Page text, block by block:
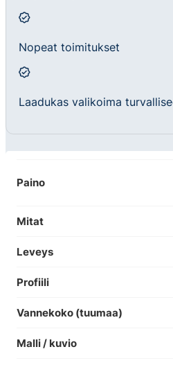
Nopeat toimitukset
Laadukas valikoima
Paino
Mitat
Leveys
Profiili
Vannekoko (tuumaa)
Malli / kuvio